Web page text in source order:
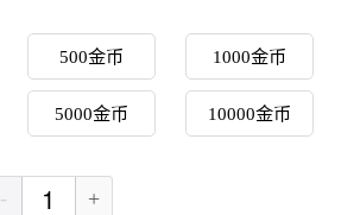
500金币 1000金币
5000金币 10000金币
- +